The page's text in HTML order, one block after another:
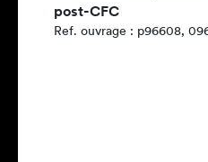
post-CFC
Ref. ouvrage : p96608,